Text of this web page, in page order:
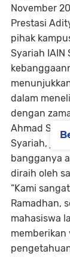
November
Prestasi
pihak
Syariah IAIN
dalam
dengan
Ahmad
Syariah,
bangganya
diraih oleh
“Kami
Ramadhan,
mahasiswa
memberikan